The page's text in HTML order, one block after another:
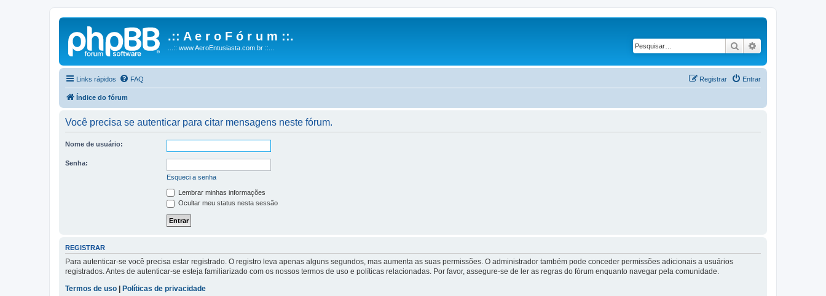
.:: A e r o F ó r u m ::.
...:: www.AeroEntusiasta.com.br ::... Pesquisar
Links rápidos FAQ Entrar
Registrar
Índice do fórum
Você precisa se autenticar para citar mensagens neste fórum.
Nome de usuário:
Senha:
Esqueci a senha
Lembrar minhas informações
Ocultar meu status nesta sessão
REGISTRAR
Para autenticar-se você precisa estar registrado. O registro leva apenas alguns segundos, mas aumenta as suas permissões. O administrador também pode conceder permissões adicionais a usuários
registrados. Antes de autenticar-se esteja familiarizado com os nossos termos de uso e políticas relacionadas. Por favor, assegure-se de ler as regras do fórum enquanto navegar pela comunidade.
Termos de uso
Políticas de privacidade